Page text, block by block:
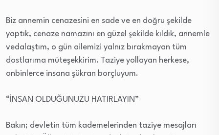
Biz annemin cenazesini en sade ve en doğru şekilde
yaptık, cenaze namazını en güzel şekilde kıldık, annemle
vedalaştım, o gün ailemizi yalnız bırakmayan tüm
dostlarıma müteşekkirim. Taziye yollayan herkese,
onbinlerce insana şükran borçluyum.
“İNSAN OLDUĞUNUZU HATIRLAYIN”
Bakın; devletin tüm kademelerinden taziye mesajları